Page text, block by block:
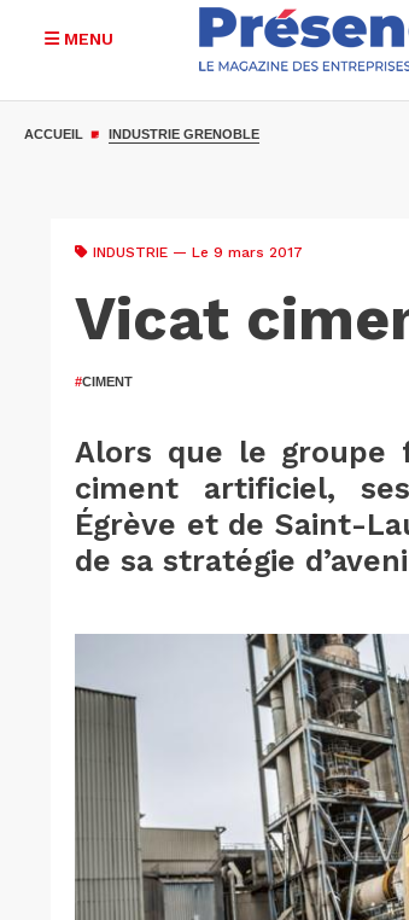
MENU
ACCUEIL INDUSTRIE GRENOBLE
INDUSTRIE — Le 9 mars 2017
Vicat
#CIMENT
Alors que le groupe
ciment artificiel,
Égrève et de Saint-
de sa stratégie